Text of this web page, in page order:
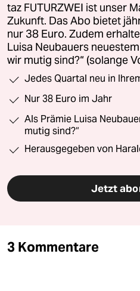
taz FUTURZWEI ist unser
Zukunft. Das Abo bietet
nur 38 Euro. Zudem
Luisa Neubauers
wir mutig sind?“ (solange
Jedes Quartal neu in
Nur 38 Euro im Jahr
Als Prämie Luisa
mutig sind?“
Herausgegeben von
Jetzt
3 Kommentare